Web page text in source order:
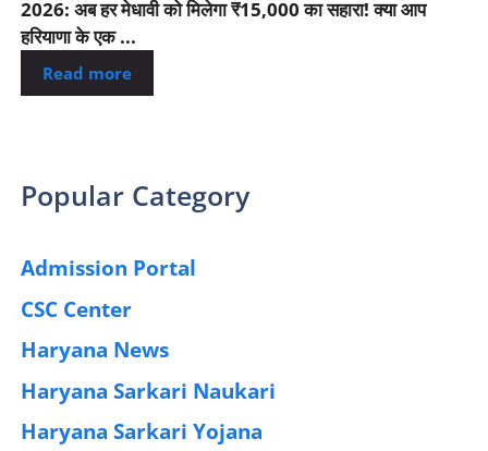
2026: अब हर मेधावी को मिलेगा ₹15,000 का सहारा! क्या आप
हरियाणा के एक ...
Read more
Popular Category
Admission Portal
CSC Center
Haryana News
Haryana Sarkari Naukari
Haryana Sarkari Yojana